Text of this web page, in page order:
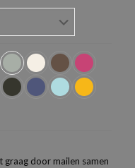
graag door mailen samen